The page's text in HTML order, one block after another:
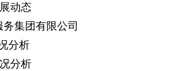
动态
集团有限公司
分析
分析